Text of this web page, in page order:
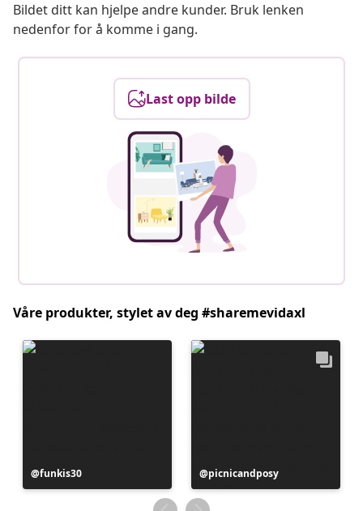
Bildet ditt kan hjelpe andre kunder. Bruk lenken
nedenfor for å komme i gang.
Last opp bilde
Våre produkter, stylet av deg #sharemevidaxl
Innlegg
publisert
funkis30
Innlegg
publisert
av
picnicandposy